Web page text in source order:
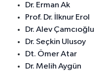
Dr. Erman Ak
Prof. Dr. İlknur Erol
Dr. Alev Çamcıoğlu
Dr. Seçkin Ulusoy
Dt. Ömer Atar
Dr. Melih Aygün